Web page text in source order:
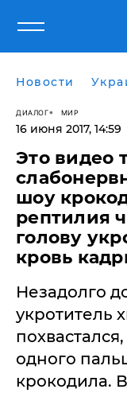
Новости
ДИАЛОГ МИР
16 июня 2017, 14:59
Это видео
шоу
рептилия
голову
кровь
Незадолго
укротитель
одного
крокодила.